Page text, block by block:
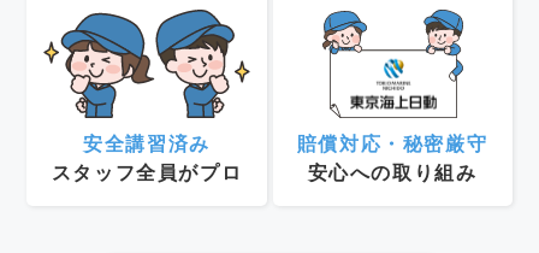
安全講習済み
スタッフ全員がプロ
賠償対応・秘密厳守
安心への取り組み